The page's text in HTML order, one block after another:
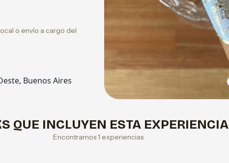
o envío a cargo del
Buenos Aires
QUE INCLUYEN ESTA EXPERIENCIA
Encontramos 1 experiencias